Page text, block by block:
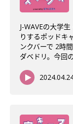
J-WAVEの大学
りするポッドキ
ンクバーで 2時
ダベドリ。今回